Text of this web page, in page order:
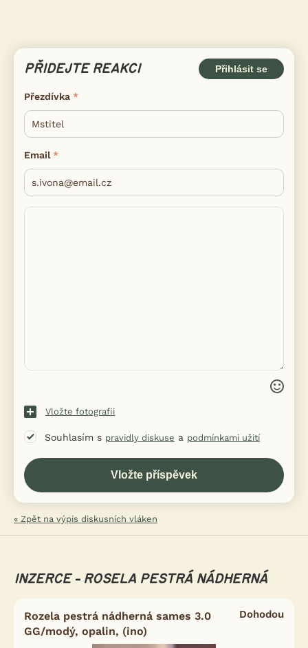
PŘIDEJTE REAKCI Přihlásit se
Přezdívka
Email
Vložte fotografii
Souhlasím s pravidly diskuse a podmínkami užití
« Zpět na výpis diskusních vláken
INZERCE - ROSELA PESTRÁ NÁDHERNÁ
Rozela pestrá nádherná sames 3.0
GG/modý, opalin, (ino)
Dohodou